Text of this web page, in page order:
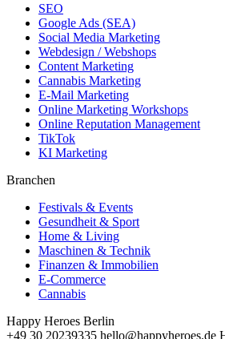
SEO
Google Ads (SEA)
Social Media Marketing
Webdesign / Webshops
Content Marketing
Cannabis Marketing
E-Mail Marketing
Online Marketing Workshops
Online Reputation Management
TikTok
KI Marketing
Branchen
Festivals & Events
Gesundheit & Sport
Home & Living
Maschinen & Technik
Finanzen & Immobilien
E-Commerce
Cannabis
Happy Heroes Berlin
+49 30 20239335 hello@happyheroes.de